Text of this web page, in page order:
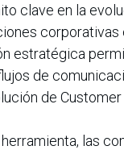
clave en la
corporativas
estratégica
de
de
las